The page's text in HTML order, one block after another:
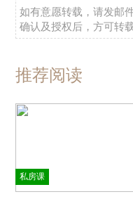
如有意愿转载，请发邮
确认及授权后，方可转载
推荐阅读
私房课